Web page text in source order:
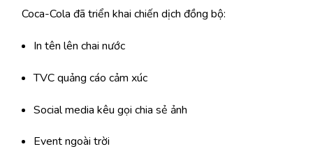
Coca-Cola đã triển khai chiến dịch đồng bộ:
In tên lên chai nước
TVC quảng cáo cảm xúc
Social media kêu gọi chia sẻ ảnh
Event ngoài trời